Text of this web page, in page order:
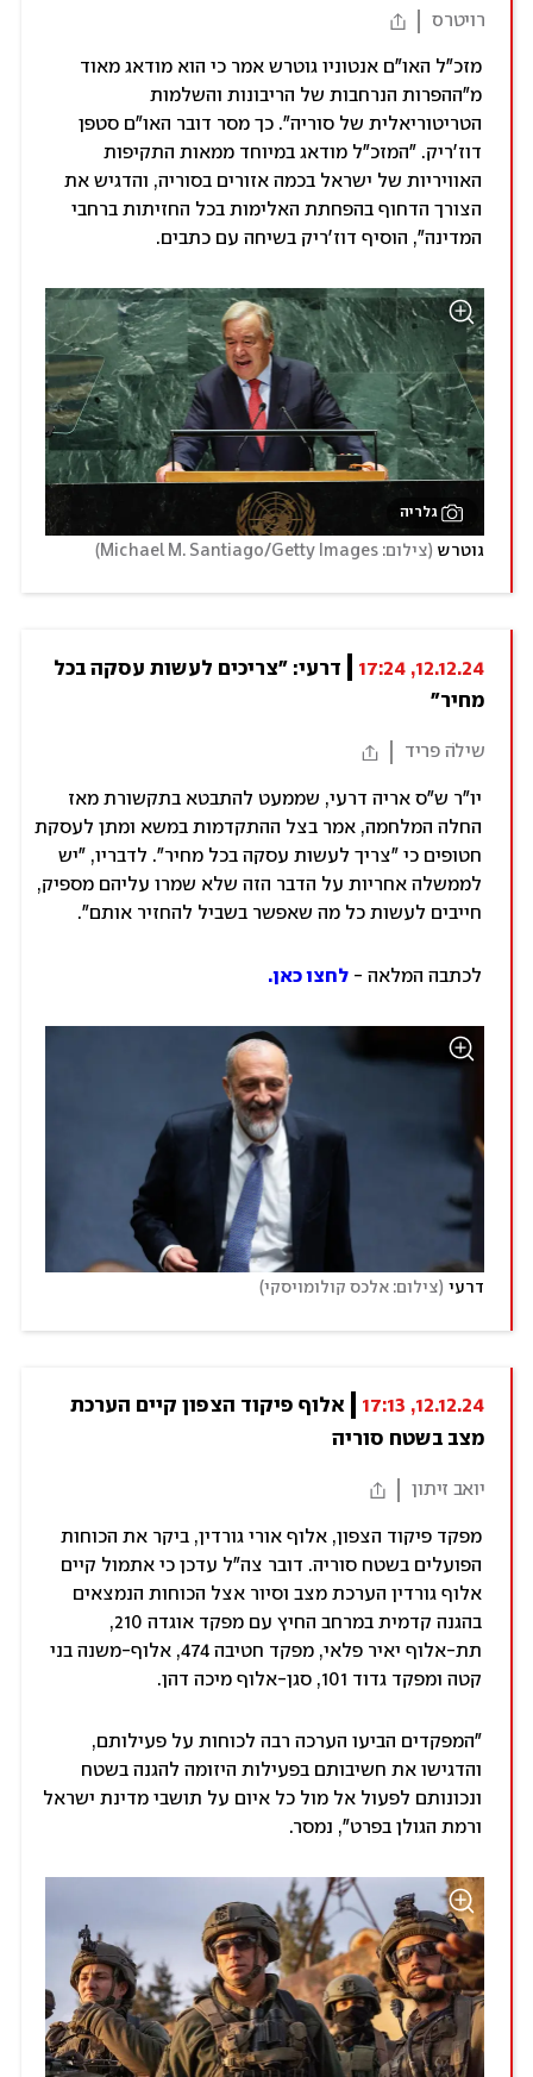
רויטרס
מזכ"ל האו"ם אנטוניו גוטרש אמר כי הוא מודאג מאוד
מ"ההפרות הנרחבות של הריבונות והשלמות
הטריטוריאלית של סוריה". כך מסר דובר האו"ם סטפן
דוז'ריק. "המזכ"ל מודאג במיוחד ממאות התקיפות
האוויריות של ישראל בכמה אזורים בסוריה, והדגיש את
הצורך הדחוף בהפחתת האלימות בכל החזיתות ברחבי
המדינה", הוסיף דוז'ריק בשיחה עם כתבים.
גלריה
גוטרש (צילום: Michael M. Santiago/Getty Images )
12.12.24, 17:24
מחיר"
שילֹה פריד
יו"ר ש"ס אריה דרעי, שממעט להתבטא בתקשורת מאז
החלה המלחמה, אמר בצל ההתקדמות במשא ומתן לעסקת
חטופים כי "צריך לעשות עסקה בכל מחיר". לדבריו, "יש
לממשלה אחריות על הדבר הזה שלא שמרו עליהם מספיק,
חייבים לעשות כל מה שאפשר בשביל להחזיר אותם".
לכתבה המלאה - לחצו כאן.
דרעי (צילום: אלכס קולומויסקי)
12.12.24, 17:13
מצב בשטח סוריה
יואב זיתון
מפקד פיקוד הצפון, אלוף אורי גורדין, ביקר את הכוחות
הפועלים בשטח סוריה. דובר צה"ל עדכן כי אתמול קיים
אלוף גורדין הערכת מצב וסיור אצל הכוחות הנמצאים
בהגנה קדמית במרחב החיץ עם מפקד אוגדה 210,
תת-אלוף יאיר פלאי, מפקד חטיבה 474, אלוף-משנה בני
קטה ומפקד גדוד 101, סגן-אלוף מיכה דהן.
"המפקדים הביעו הערכה רבה לכוחות על פעילותם,
והדגישו את חשיבותם בפעילות היזומה להגנה בשטח
ונכונותם לפעול אל מול כל איום על תושבי מדינת ישראל
ורמת הגולן בפרט", נמסר.